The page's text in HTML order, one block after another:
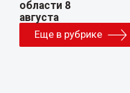
Еще в рубрике